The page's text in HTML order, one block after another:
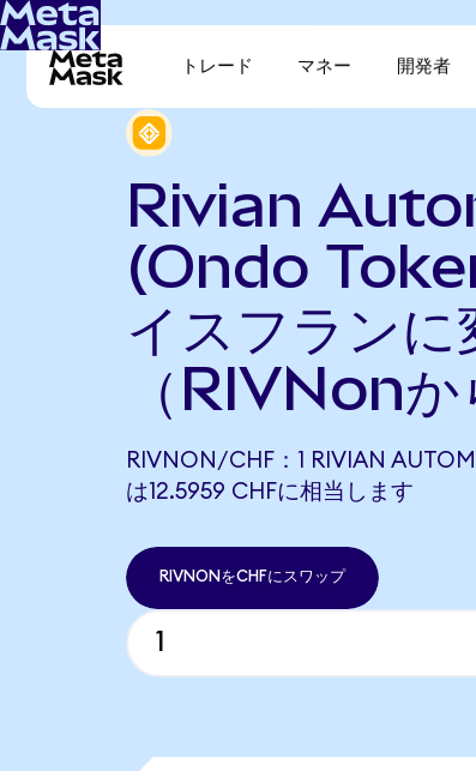
トレード マネー 開発者
Rivian
(Ondo
イスフランに
（RIVNonか
RIVNON/CHF：1 RIVIAN
は12.5959 CHFに相当します
RIVNONをCHFにスワップ